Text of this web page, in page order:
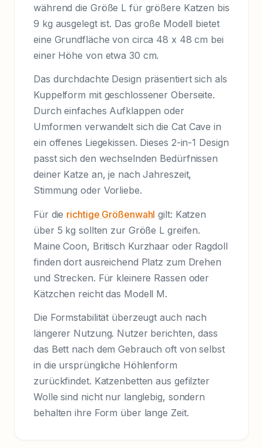
während die Größe L für größere Katzen bis
9 kg ausgelegt ist. Das große Modell bietet
eine Grundfläche von circa 48 x 48 cm bei
einer Höhe von etwa 30 cm.
Das durchdachte Design präsentiert sich als
Kuppelform mit geschlossener Oberseite.
Durch einfaches Aufklappen oder
Umformen verwandelt sich die Cat Cave in
ein offenes Liegekissen. Dieses 2-in-1 Design
passt sich den wechselnden Bedürfnissen
deiner Katze an, je nach Jahreszeit,
Stimmung oder Vorliebe.
Für die richtige Größenwahl gilt: Katzen
über 5 kg sollten zur Größe L greifen.
Maine Coon, Britisch Kurzhaar oder Ragdoll
finden dort ausreichend Platz zum Drehen
und Strecken. Für kleinere Rassen oder
Kätzchen reicht das Modell M.
Die Formstabilität überzeugt auch nach
längerer Nutzung. Nutzer berichten, dass
das Bett nach dem Gebrauch oft von selbst
in die ursprüngliche Höhlenform
zurückfindet. Katzenbetten aus gefilzter
Wolle sind nicht nur langlebig, sondern
behalten ihre Form über lange Zeit.